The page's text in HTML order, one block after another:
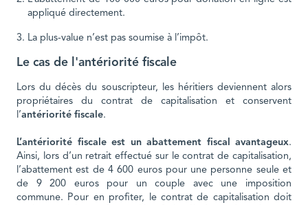
appliqué directement.
La plus-value n’est pas soumise à l’impôt.
Le cas de l'antériorité fiscale
Lors du décès du souscripteur, les héritiers deviennent alors
propriétaires du contrat de capitalisation et conservent
l’antériorité fiscale.
L’antériorité fiscale est un abattement fiscal avantageux.
Ainsi, lors d’un retrait effectué sur le contrat de capitalisation,
l’abattement est de 4 600 euros pour une personne seule et
de 9 200 euros pour un couple avec une imposition
commune. Pour en profiter, le contrat de capitalisation doit